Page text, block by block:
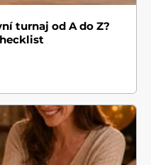
turnaj od A do Z?